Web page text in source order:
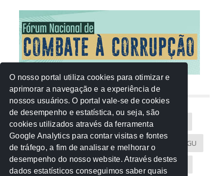
NUVEM DE TAGS
Acontece na Rede AGU AMM
Atricon Audicom CAU-MT CGU
CREA-MT Eventos MPC-MT MPE-MT
O nosso portal utiliza cookies para otimizar e
aprimorar a navegação e a experiência de
nossos usuários. O portal vale-se de cookies
de desempenho e estatística, ou seja, são
cookies utilizados através da ferramenta
Google Analytics para contar visitas e fontes
de tráfego, a fim de analisar e melhorar o
desempenho do nosso website. Através destes
dados estatísticos conseguimos saber quais